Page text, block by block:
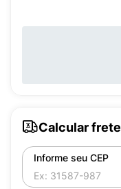
Calcular frete
Informe seu CEP